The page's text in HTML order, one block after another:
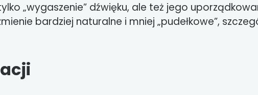
„wygaszenie” dźwięku, ale też jego
bardziej naturalne i mniej „pudełkowe”,